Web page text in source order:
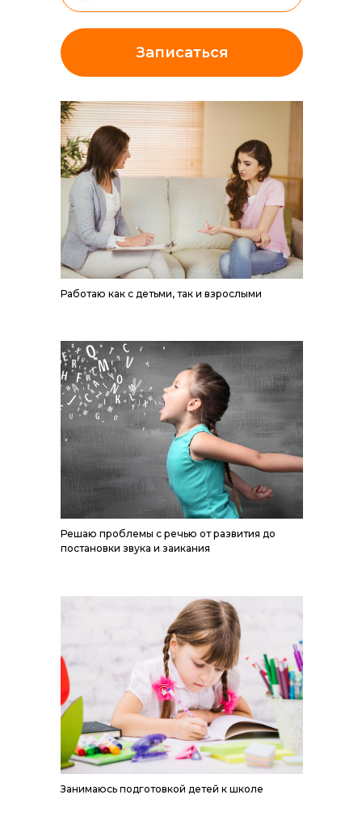
Работаю как с детьми, так и взрослыми
Решаю проблемы с речью от развития до
постановки звука и заикания
Занимаюсь подготовкой детей к школе
Записаться